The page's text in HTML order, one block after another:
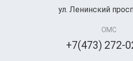
ул. Ленинский
ОМС
+7(473) 272-